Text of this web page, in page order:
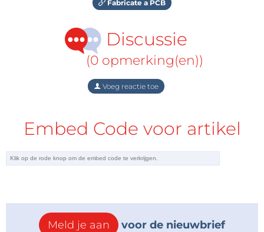
Fabricate a PCB
Discussie
(0 opmerking(en))
Voeg reactie toe
Embed Code voor artikel
Meld je aan voor de nieuwbrief